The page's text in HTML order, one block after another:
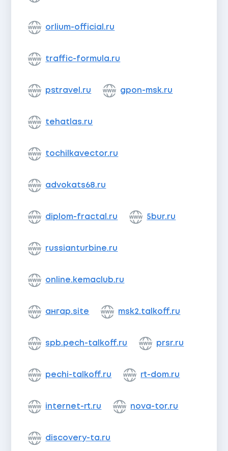
orlium-official.ru
traffic-formula.ru
pstravel.ru gpon-msk.ru
tehatlas.ru
tochilkavector.ru
advokats68.ru
diplom-fractal.ru 5bur.ru
russianturbine.ru
online.kemaclub.ru
ангар.site msk2.talkoff.ru
spb.pech-talkoff.ru prsr.ru
pechi-talkoff.ru rt-dom.ru
internet-rt.ru nova-tor.ru
discovery-ta.ru